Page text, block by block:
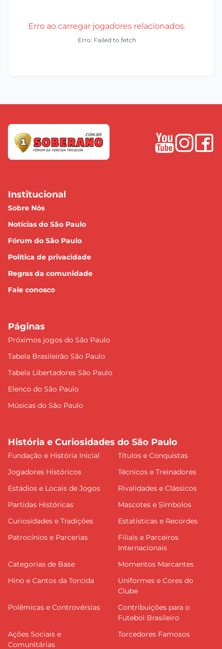
Erro ao carregar jogadores relacionados.
Erro: Failed to fetch
Institucional
Sobre Nós
Notícias do São Paulo
Fórum do São Paulo
Política de privacidade
Regras da comunidade
Fale conosco
Páginas
Próximos jogos do São Paulo
Tabela Brasileirão São Paulo
Tabela Libertadores São Paulo
Elenco do São Paulo
Músicas do São Paulo
História e Curiosidades do São Paulo
Fundação e História Inicial
Títulos e Conquistas
Jogadores Históricos
Técnicos e Treinadores
Estádios e Locais de Jogos
Rivalidades e Clássicos
Partidas Históricas
Mascotes e Símbolos
Curiosidades e Tradições
Estatísticas e Recordes
Patrocínios e Parcerias
Filiais e Parceiros
Internacionais
Categorias de Base
Momentos Marcantes
Hino e Cantos da Torcida
Uniformes e Cores do
Clube
Polêmicas e Controvérsias
Contribuições para o
Futebol Brasileiro
Ações Sociais e
Comunitárias
Torcedores Famosos